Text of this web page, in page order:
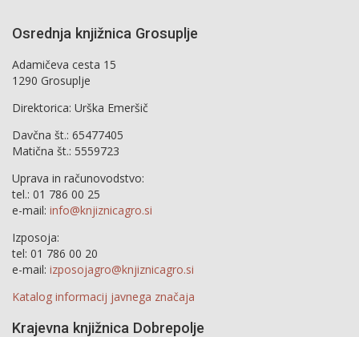
Osrednja knjižnica Grosuplje
Adamičeva cesta 15
1290 Grosuplje
Direktorica: Urška Emeršič
Davčna št.: 65477405
Matična št.: 5559723
Uprava in računovodstvo:
tel.: 01 786 00 25
e-mail: info@knjiznicagro.si
Izposoja:
tel: 01 786 00 20
e-mail: izposojagro@knjiznicagro.si
Katalog informacij javnega značaja
Krajevna knjižnica Dobrepolje